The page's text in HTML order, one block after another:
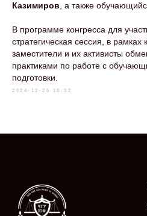
Казимиров , а также
В программе конгресса для
стратегическая сессия, в рамках
заместители и их активисты
практиками по работе с
подготовки.
2024-12-26 18:32